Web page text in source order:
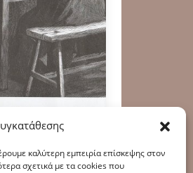
καλύτερη εμπειρία επίσκεψης στον
σχετικά με τα cookies που